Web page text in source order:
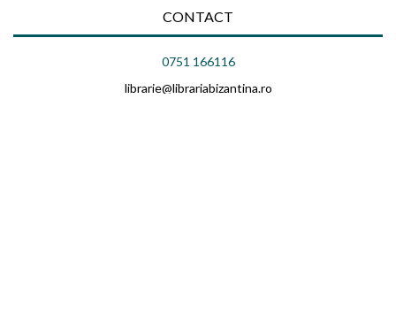
CONTACT
0751 166116
librarie@librariabizantina.ro